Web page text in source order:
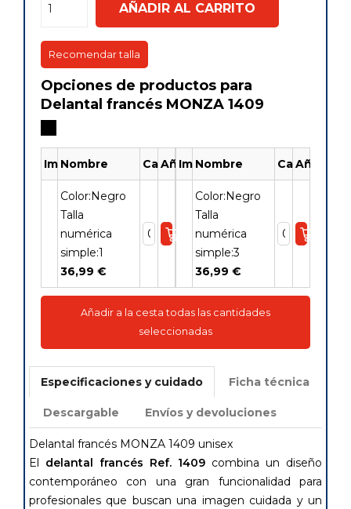
AÑADIR AL CARRITO
Recomendar talla
Opciones de productos para
Delantal francés MONZA 1409
Imagen
Nombre Cantidad
AñadirImagen
Nombre Cantidad
Añadir
Color:Negro
Talla
numérica
simple:1
36,99 €
Color:Negro
Talla
numérica
simple:3
36,99 €
Añadir a la cesta todas las cantidades
seleccionadas
Especificaciones y cuidado Ficha técnica
Descargable Envíos y devoluciones
Delantal francés MONZA 1409 unisex
El delantal francés Ref. 1409 combina un diseño
contemporáneo con una gran funcionalidad para
profesionales que buscan una imagen cuidada y un